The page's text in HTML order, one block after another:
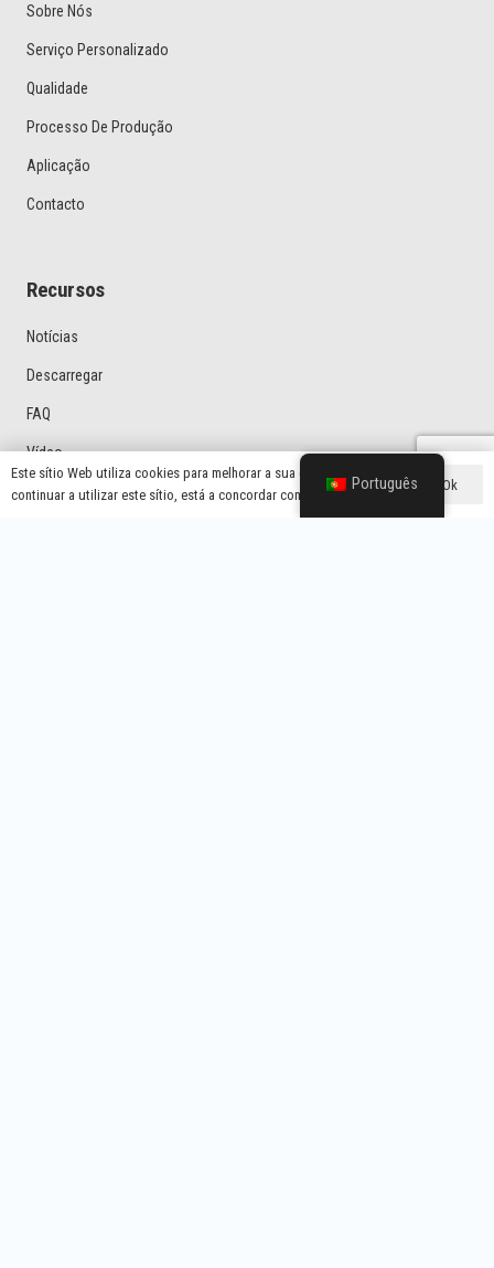
Sobre Nós
Serviço Personalizado
Qualidade
Processo De Produção
Aplicação
Contacto
Recursos
Notícias
Descarregar
FAQ
Vídeo
Português
Este sítio Web utiliza cookies para melhorar a sua experiência. Se
continuar a utilizar este sítio, está a concordar com isso.
Ok